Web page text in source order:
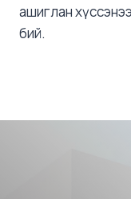
ашиглан
бий.